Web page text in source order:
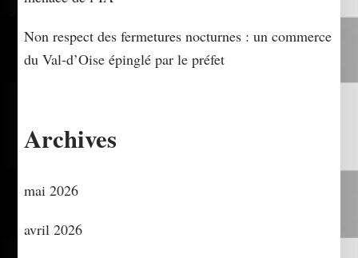
Non respect des fermetures nocturnes : un commerce
du Val-d’Oise épinglé par le préfet
Archives
mai 2026
avril 2026